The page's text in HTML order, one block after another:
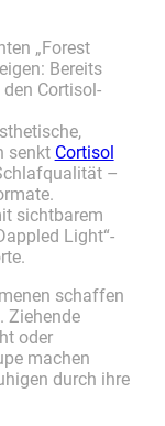
„Forest
Bereits
Cortisol-
senkt Cortisol
–
sichtbarem
Light“-
schaffen
Ziehende
oder
machen
durch ihre